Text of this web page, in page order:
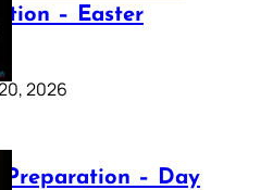
– Easter
2026
Preparation – Day